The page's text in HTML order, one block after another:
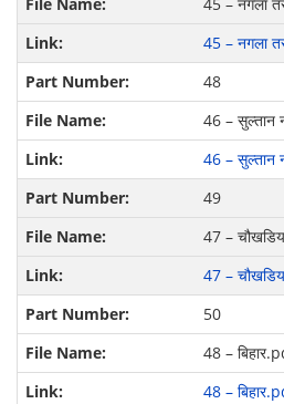
45 – नगला
45 – नगला
48
46 – सुल्तान
46 – सुल्तान
49
47 –
47 –
50
48 –
48 –